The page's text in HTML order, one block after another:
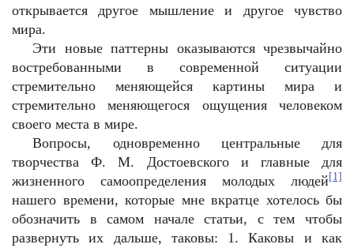
открывается другое мышление и другое чувство
мира.
Эти новые паттерны оказываются чрезвычайно
востребованными в современной ситуации
стремительно меняющейся картины мира и
стремительно меняющегося ощущения человеком
своего места в мире.
Вопросы, одновременно центральные для
творчества Ф. М. Достоевского и главные для
жизненного самоопределения молодых людей [1]
нашего времени, которые мне вкратце хотелось бы
обозначить в самом начале статьи, с тем чтобы
развернуть их дальше, таковы: 1. Каковы и как